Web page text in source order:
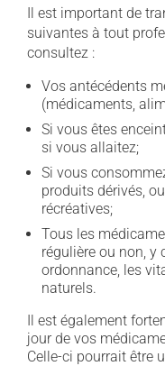
Il est important de
suivantes à tout
consultez :
Vos antécédents
(médicaments,
Si vous êtes
si vous allaitez;
Si vous
produits dérivés,
récréatives;
Tous les
régulière ou non,
ordonnance, les
naturels.
Il est également
jour de vos
Celle-ci pourrait être